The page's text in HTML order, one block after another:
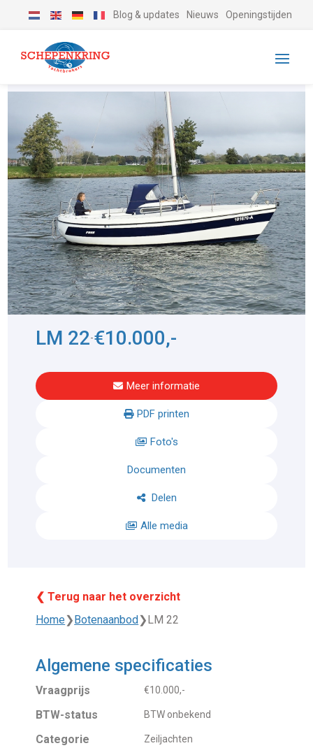
Blog & updates Nieuws Openingstijden
LM 22-€10.000,-
Meer informatie
PDF printen
Foto's
Documenten
Delen
Alle media
❮ Terug naar het overzicht
Home❯ Botenaanbod ❯ LM 22
Algemene specificaties
Vraagprijs €10.000,-
BTW-status BTW onbekend
Categorie Zeiljachten